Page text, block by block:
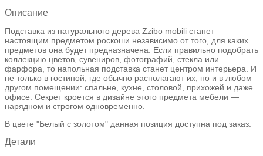
Описание
Подставка из натурального дерева Zzibo mobili станет
настоящим предметом роскоши независимо от того, для каких
предметов она будет предназначена. Если правильно подобрать
коллекцию цветов, сувениров, фотографий, стекла или
фарфора, то напольная подставка станет центром интерьера. И
не только в гостиной, где обычно располагают их, но и в любом
другом помещении: спальне, кухне, столовой, прихожей и даже
офисе. Секрет кроется в дизайне этого предмета мебели —
нарядном и строгом одновременно.
В цвете "Белый с золотом" данная позиция доступна под заказ.
Детали